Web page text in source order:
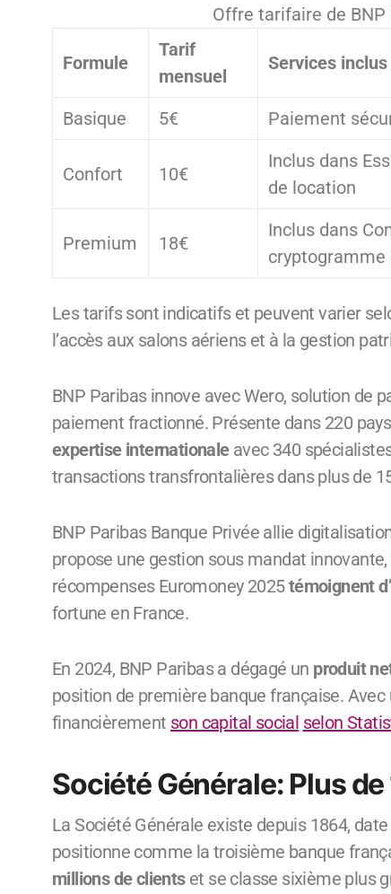
Offre tarifaire de
Formule
Tarif
mensuel
Services inclus
Basique 5€ Paiement
Confort 10€
Inclus dans
de location
Premium 18€
Inclus dans
cryptogramme
Les tarifs sont indicatifs et peuvent varier selon les options choisies. La formule Premium inclut
l’accès aux salons aériens et à la gestion
BNP Paribas innove avec Wero, solution de
paiement fractionné. Présente dans 220
expertise internationaleavec 340
transactions transfrontalières dans plus de
BNP Paribas Banque Privée allie
propose une gestion sous mandat
récompenses Euromoney 2025témoignent
fortune en France.
En 2024, BNP Paribas a dégagé un produit
position de première banque française. Avec
financièrement son capital social selon
Société Générale: Plus
La Société Générale existe depuis 1864,
positionne comme la troisième banque
millions de clientset se classe sixième plus